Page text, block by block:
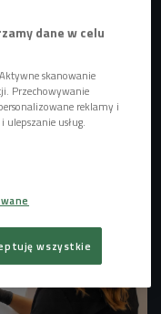
dane w celu
skanowanie
Przechowywanie
reklamy i
usług.
wszystkie